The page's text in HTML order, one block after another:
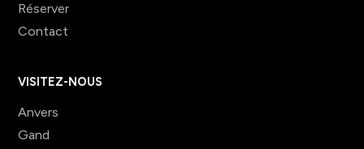
Réserver
Contact
VISITEZ-NOUS
Anvers
Gand